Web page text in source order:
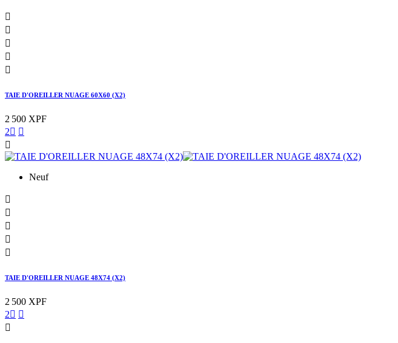





TAIE D'OREILLER NUAGE 60X60 (X2)
2 500 XPF
2 

Neuf





TAIE D'OREILLER NUAGE 48X74 (X2)
2 500 XPF
2 
